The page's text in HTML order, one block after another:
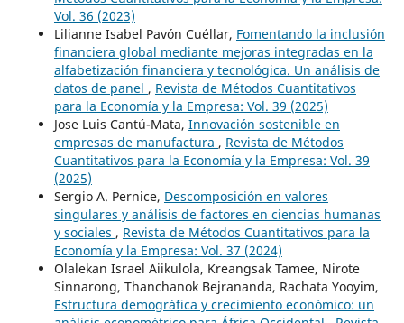
Vol. 36 (2023)
Lilianne Isabel Pavón Cuéllar, Fomentando la inclusión
financiera global mediante mejoras integradas en la
alfabetización financiera y tecnológica. Un análisis de
datos de panel , Revista de Métodos Cuantitativos
para la Economía y la Empresa: Vol. 39 (2025)
Jose Luis Cantú-Mata, Innovación sostenible en
empresas de manufactura , Revista de Métodos
Cuantitativos para la Economía y la Empresa: Vol. 39
(2025)
Sergio A. Pernice, Descomposición en valores
singulares y análisis de factores en ciencias humanas
y sociales , Revista de Métodos Cuantitativos para la
Economía y la Empresa: Vol. 37 (2024)
Olalekan Israel Aiikulola, Kreangsak Tamee, Nirote
Sinnarong, Thanchanok Bejrananda, Rachata Yooyim,
Estructura demográfica y crecimiento económico: un